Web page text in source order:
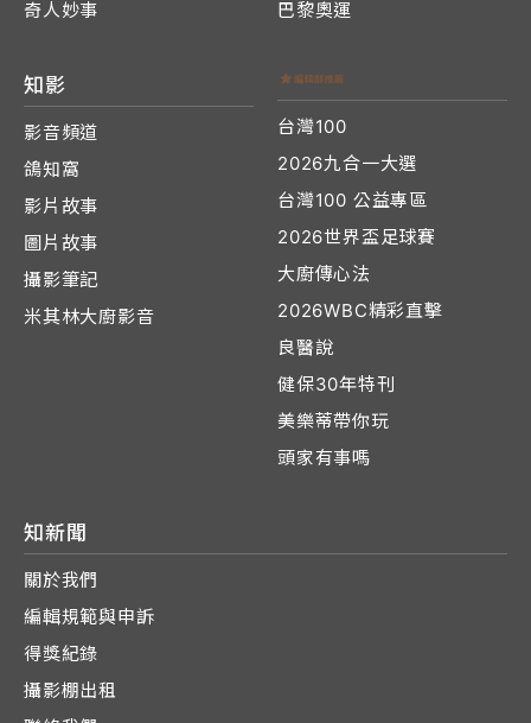
奇人妙事
巴黎奧運
知影
影音頻道
鴿知窩
影片故事
圖片故事
攝影筆記
米其林大廚影音
台灣100
2026九合一大選
台灣100 公益專區
2026世界盃足球賽
大廚傳心法
2026WBC精彩直擊
良醫說
健保30年特刊
美樂蒂帶你玩
頭家有事嗎
知新聞
關於我們
編輯規範與申訴
得獎紀錄
攝影棚出租